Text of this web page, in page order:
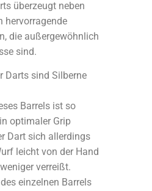
überzeugt neben
hervorragende
die außergewöhnlich
sind.
Darts sind Silberne
Barrels ist so
optimaler Grip
Dart sich allerdings
leicht von der Hand
verreißt.
einzelnen Barrels